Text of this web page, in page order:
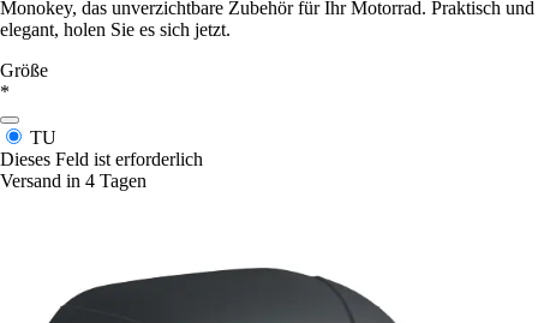
Monokey, das unverzichtbare Zubehör für Ihr Motorrad. Praktisch und
elegant, holen Sie es sich jetzt.
Größe
*
TU
Dieses Feld ist erforderlich
Versand in 4 Tagen